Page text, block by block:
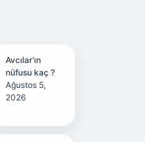
Avcılar’ın
nüfusu kaç ?
Ağustos 5,
2026